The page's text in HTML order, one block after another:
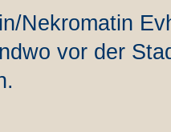
Nekromatin
vor der